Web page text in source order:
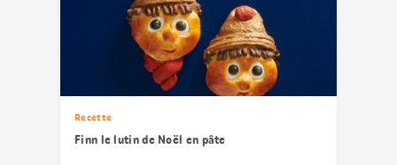
Recette
Finn le lutin de Noël en pâte